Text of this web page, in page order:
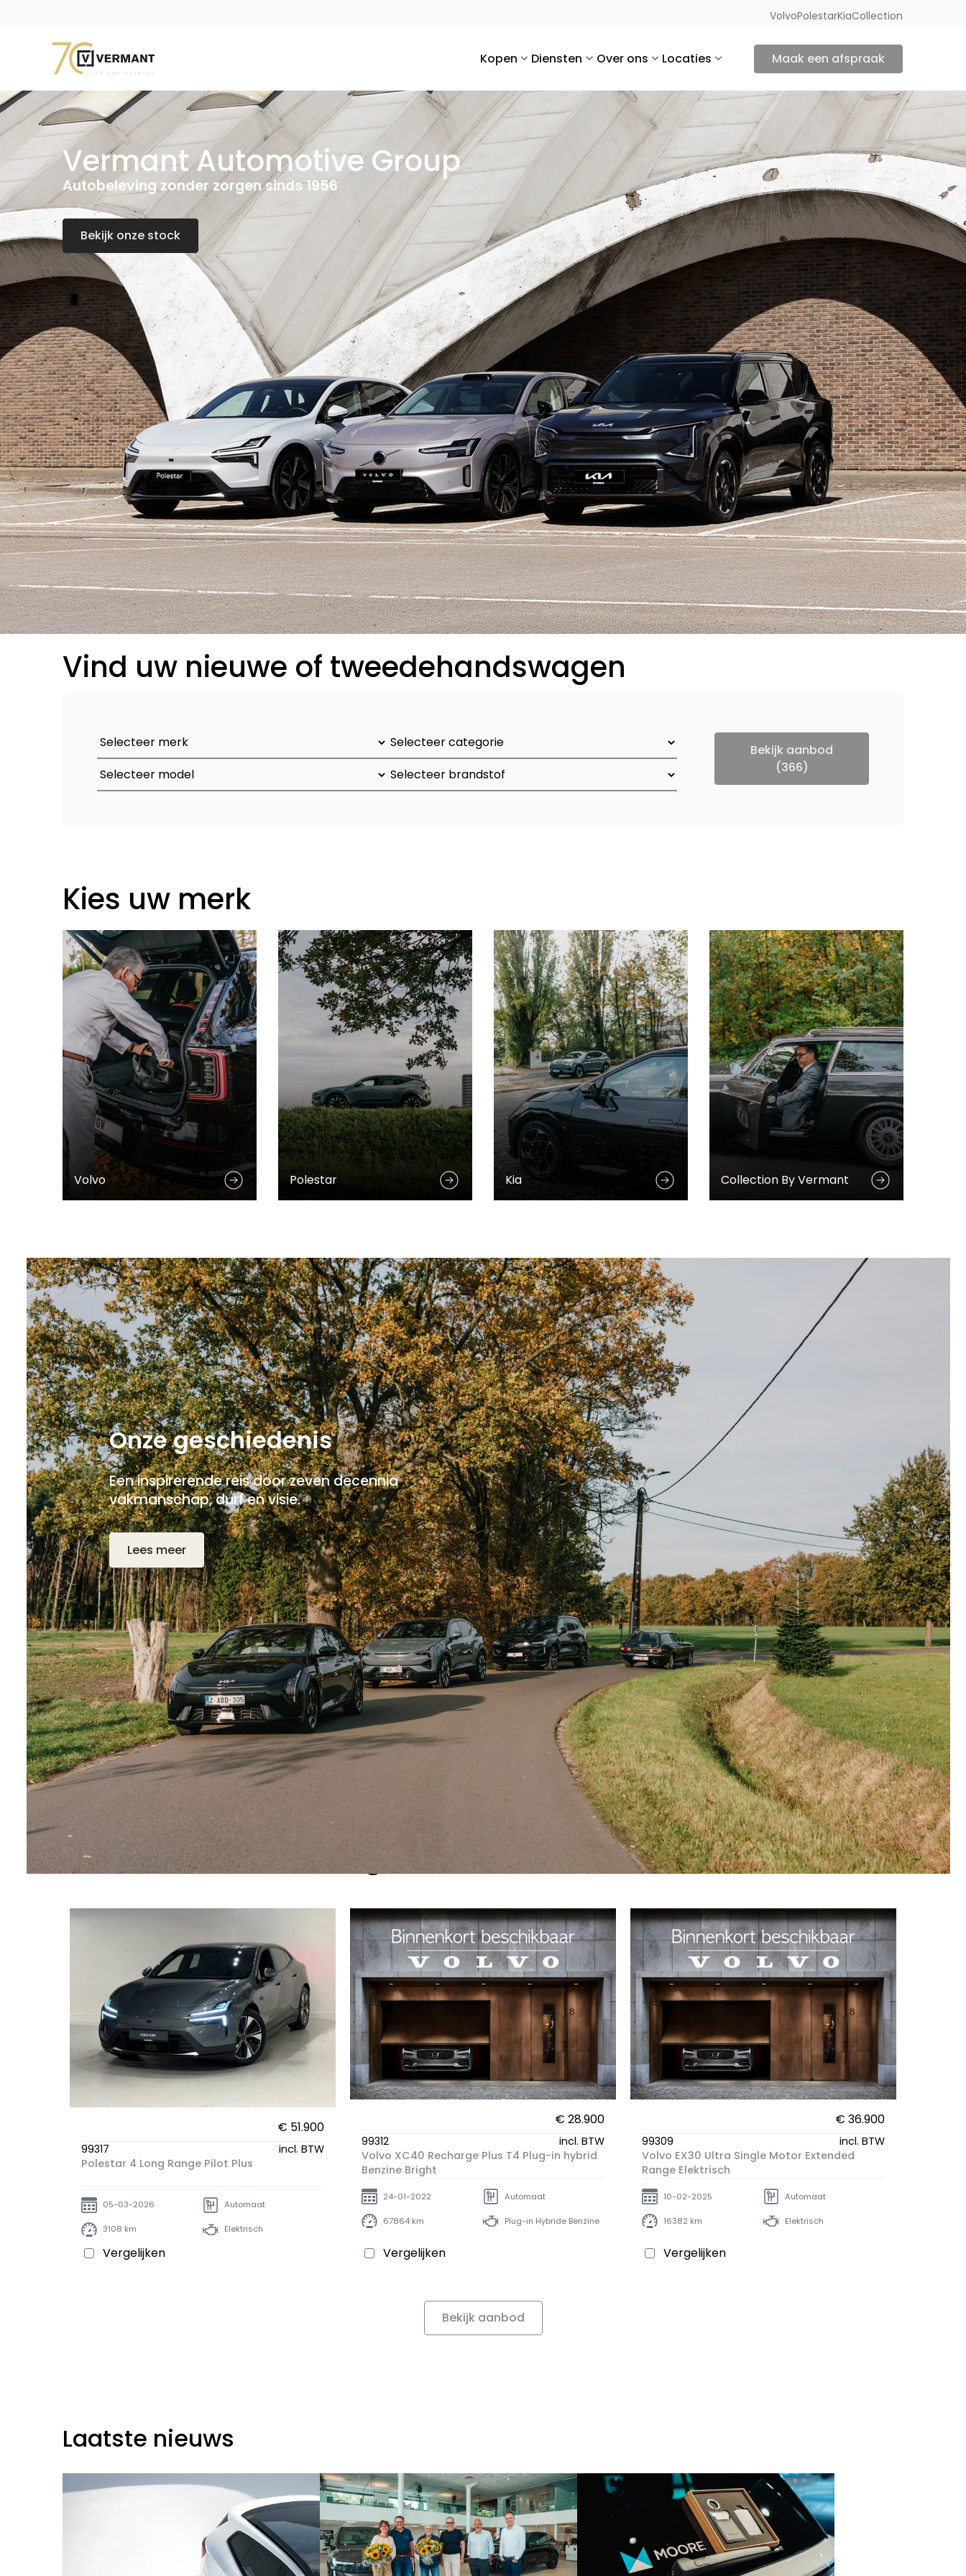
VolvoPolestarKiaCollection
Kopen Diensten Over ons Locaties Maak een afspraak
Vermant Automotive Group
Autobeleving zonder zorgen sinds 1956
Bekijk onze stock
Vind uw nieuwe of tweedehandswagen
Bekijk aanbod
(366)
Kies uw merk
Volvo Polestar Kia Collection By Vermant
Onze geschiedenis
Een inspirerende reis door zeven decennia
vakmanschap, durf en visie.
Lees meer
Meteen leverbare wagens
€ 51.900
99317
incl. BTW
Polestar 4 Long Range Pilot Plus
05-03-2026 Automaat
3108 km Elektrisch
Vergelijken
€ 28.900
99312
incl. BTW
Volvo XC40 Recharge Plus T4 Plug-in hybrid
Benzine Bright
24-01-2022 Automaat
67864 km Plug-in Hybride Benzine
Vergelijken
€ 36.900
99309
incl. BTW
Volvo EX30 Ultra Single Motor Extended
Range Elektrisch
10-02-2025 Automaat
16382 km Elektrisch
Vergelijken
Bekijk aanbod
Laatste nieuws